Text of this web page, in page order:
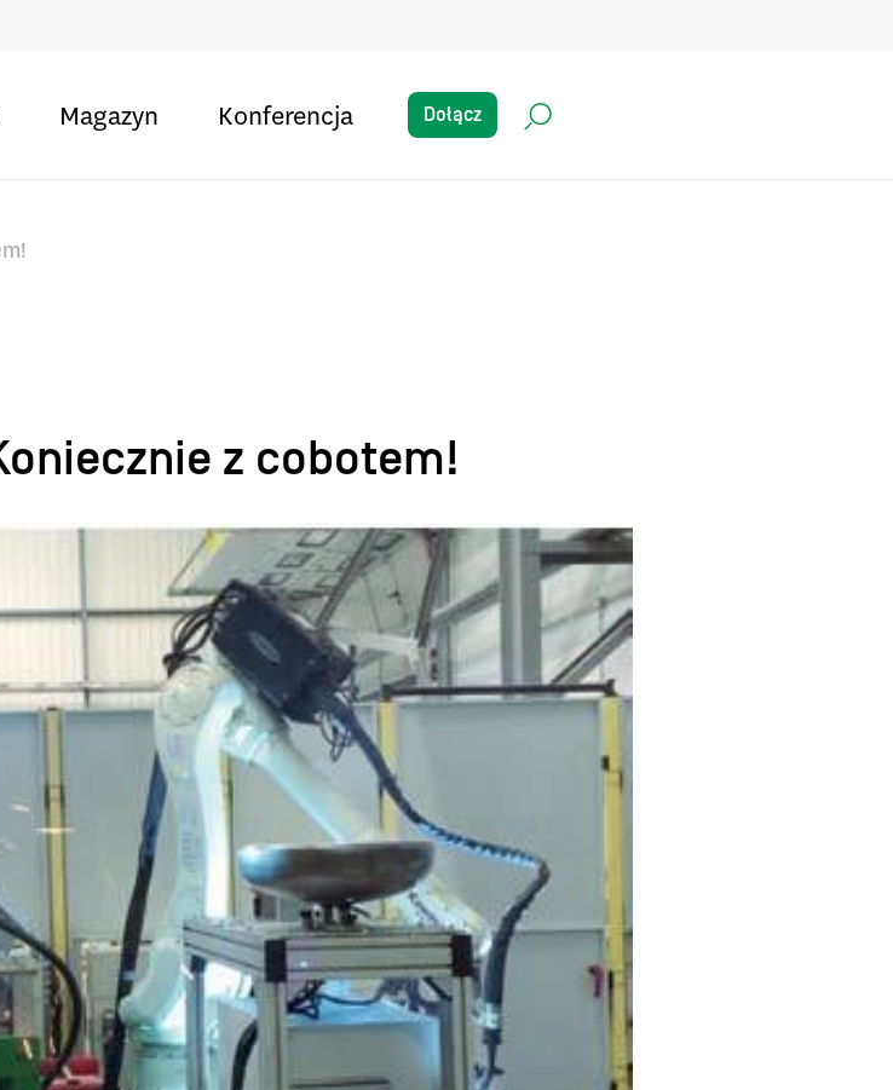
Magazyn Konferencja Dołącz
z cobotem!